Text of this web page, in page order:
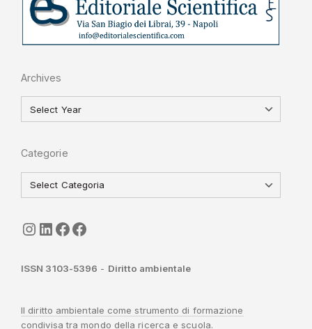
Archives
Categorie
seguici
LinkedIn
ISGI-CNRSapienza
ISSN 3103-5396 - Diritto ambientale
Il diritto ambientale come strumento di formazione
condivisa tra mondo della ricerca e scuola.